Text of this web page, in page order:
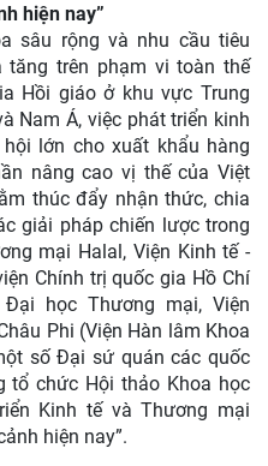
hiện nay”
sâu rộng và nhu cầu tiêu
tăng trên phạm vi toàn thế
Hồi giáo ở khu vực Trung
Nam Á, việc phát triển kinh
lớn cho xuất khẩu hàng
nâng cao vị thế của Việt
thúc đẩy nhận thức, chia
giải pháp chiến lược trong
mại Halal, Viện Kinh tế -
Chính trị quốc gia Hồ Chí
học Thương mại, Viện
Phi (Viện Hàn lâm Khoa
số Đại sứ quán các quốc
tổ chức Hội thảo Khoa học
Kinh tế và Thương mại
hiện nay”.